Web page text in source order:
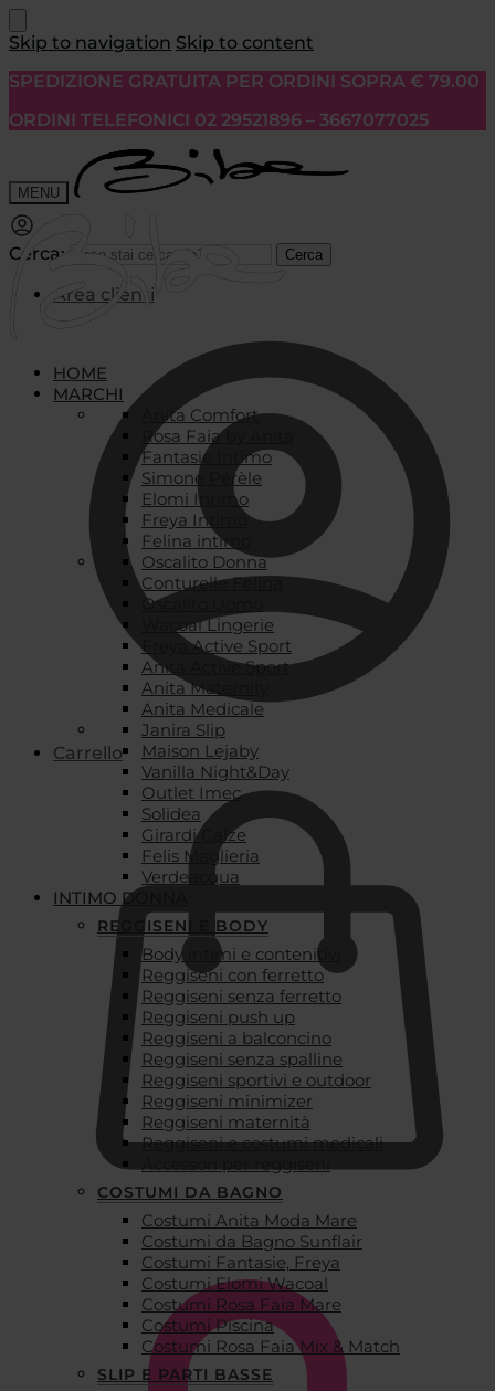
Skip to navigation Skip to content
SPEDIZIONE GRATUITA PER ORDINI SOPRA € 79.00
ORDINI TELEFONICI 02 29521896 – 3667077025
MENU
Cerca: Cerca
Area clienti
Carrello
HOME
MARCHI
Anita Comfort
Rosa Faia by Anita
Fantasie Intimo
Simone Pérèle
Elomi Intimo
Freya Intimo
Felina intimo
Oscalito Donna
Conturelle Felina
Oscalito Uomo
Wacoal Lingerie
Freya Active Sport
Anita Active Sport
Anita Maternity
Anita Medicale
Janira Slip
Maison Lejaby
Vanilla Night&Day
Outlet Imec
Solidea
Girardi Calze
Felis Maglieria
Verdeacqua
INTIMO DONNA
REGGISENI E BODY
Body intimi e contenitivi
Reggiseni con ferretto
Reggiseni senza ferretto
Reggiseni push up
Reggiseni a balconcino
Reggiseni senza spalline
Reggiseni sportivi e outdoor
Reggiseni minimizer
Reggiseni maternità
Reggiseni e costumi medicali
Accessori per reggiseni
COSTUMI DA BAGNO
Costumi Anita Moda Mare
Costumi da Bagno Sunflair
Costumi Fantasie, Freya
Costumi Elomi Wacoal
Costumi Rosa Faia Mare
Costumi Piscina
Costumi Rosa Faia Mix & Match
SLIP E PARTI BASSE